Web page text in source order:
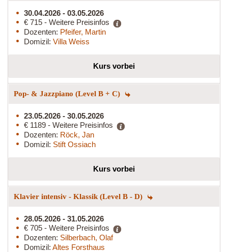
30.04.2026 - 03.05.2026
€ 715 - Weitere Preisinfos
Dozenten: Pfeifer, Martin
Domizil: Villa Weiss
Kurs vorbei
Pop- & Jazzpiano (Level B + C)
23.05.2026 - 30.05.2026
€ 1189 - Weitere Preisinfos
Dozenten: Röck, Jan
Domizil: Stift Ossiach
Kurs vorbei
Klavier intensiv - Klassik (Level B - D)
28.05.2026 - 31.05.2026
€ 705 - Weitere Preisinfos
Dozenten: Silberbach, Olaf
Domizil: Altes Forsthaus